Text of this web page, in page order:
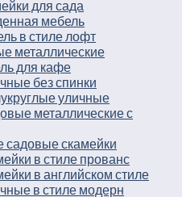
для сада
мебель
в стиле лофт
металлические
для кафе
без спинки
уличные
металлические с
скамейки
в стиле прованс
в английском стиле
в стиле модерн